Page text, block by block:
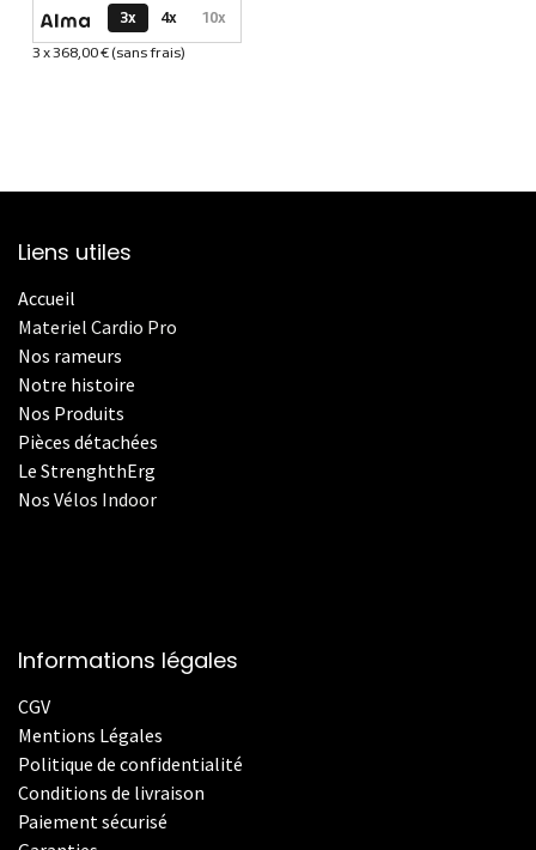
Options de paiement disponibles
3x 4x 10x
Informations sur le plan de paiement sélectionné
3 x 368,00 € (sans frais)
Liens utiles
Accueil
Materiel Cardio Pro
Nos rameurs
Notre histoire
Nos Produits
Pièces détachées
Le StrenghthErg
Nos Vélos Indoor
Informations légales
CGV
Mentions Légales
Politique de confidentialité
Conditions de livraison
Paiement sécurisé